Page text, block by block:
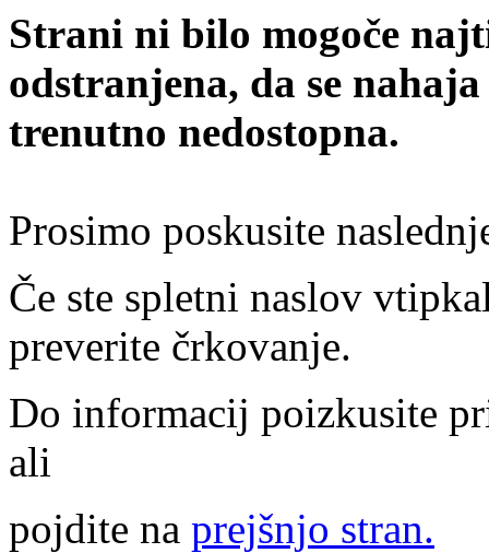
Strani ni bilo mogoče
odstranjena, da se
trenutno nedostopna.
Prosimo poskusite
Če ste spletni naslov
preverite črkovanje.
Do informacij poizkusite
ali
pojdite na prejšnjo stran.